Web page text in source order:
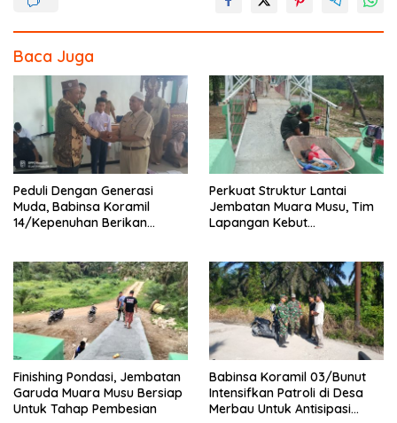
o
o
k
Baca Juga
Peduli Dengan Generasi
Muda, Babinsa Koramil
14/Kepenuhan Berikan
Perkuat Struktur Lantai
Jembatan Muara Musu, Tim
Lapangan Kebut
Finishing Pondasi, Jembatan
Garuda Muara Musu Bersiap
Untuk Tahap Pembesian
Babinsa Koramil 03/Bunut
Intensifkan Patroli di Desa
Merbau Untuk Antisipasi